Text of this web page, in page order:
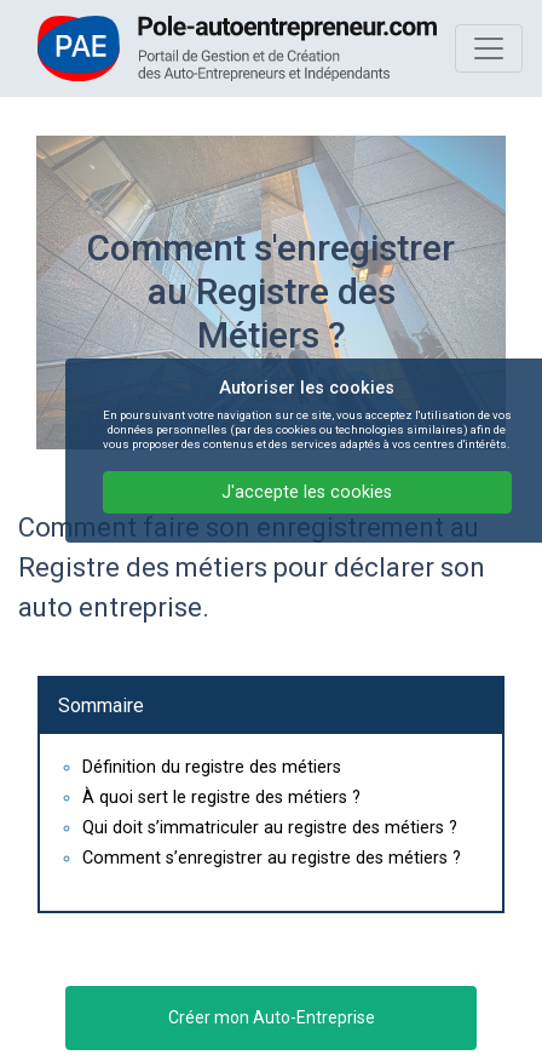
Comment s'enregistrer
au Registre des
Métiers ?
Comment faire son enregistrement au
Registre des métiers pour déclarer son
auto entreprise.
Sommaire
Définition du registre des métiers
À quoi sert le registre des métiers ?
Qui doit s’immatriculer au registre des métiers ?
Comment s’enregistrer au registre des métiers ?
Créer mon Auto-Entreprise
Autoriser les cookies
En poursuivant votre navigation sur ce site, vous acceptez l'utilisation de vos
données personnelles (par des cookies ou technologies similaires) afin de
vous proposer des contenus et des services adaptés à vos centres d'intérêts.
J'accepte les cookies